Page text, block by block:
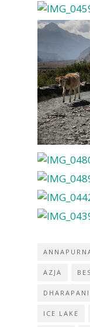
AZJA
DHARAPANI
ICE LAKE